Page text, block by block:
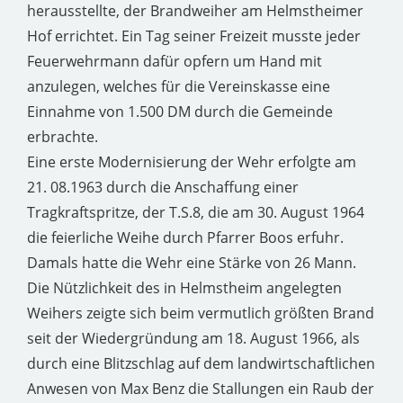
herausstellte, der Brandweiher am Helmstheimer
Hof errichtet. Ein Tag seiner Freizeit musste jeder
Feuerwehrmann dafür opfern um Hand mit
anzulegen, welches für die Vereinskasse eine
Einnahme von 1.500 DM durch die Gemeinde
erbrachte.
Eine erste Modernisierung der Wehr erfolgte am
21. 08.1963 durch die Anschaffung einer
Tragkraftspritze, der T.S.8, die am 30. August 1964
die feierliche Weihe durch Pfarrer Boos erfuhr.
Damals hatte die Wehr eine Stärke von 26 Mann.
Die Nützlichkeit des in Helmstheim angelegten
Weihers zeigte sich beim vermutlich größten Brand
seit der Wiedergründung am 18. August 1966, als
durch eine Blitzschlag auf dem landwirtschaftlichen
Anwesen von Max Benz die Stallungen ein Raub der